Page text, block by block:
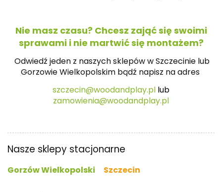
Nie masz czasu? Chcesz zająć się swoimi
sprawami i nie martwić się montażem?
Odwiedź jeden z naszych sklepów w Szczecinie lub
Gorzowie Wielkopolskim bądź napisz naadres
szczecin@woodandplay.pl lub
zamowienia@woodandplay.pl
Nasze sklepy stacjonarne
Gorzów Wielkopolski Szczecin